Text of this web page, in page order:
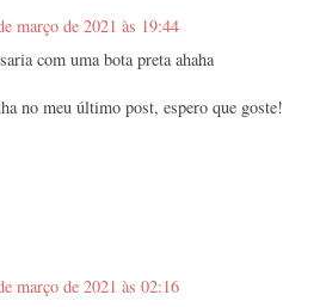
março de 2021 às 19:44
com uma bota preta ahaha
no meu último post, espero que goste!
março de 2021 às 02:16